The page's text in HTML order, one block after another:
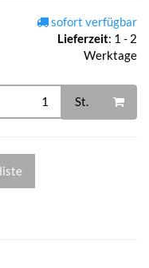
sofort verfügbar
Lieferzeit: 1 - 2
Werktage
St.